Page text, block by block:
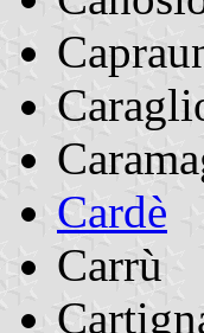
Cardè
Carrù